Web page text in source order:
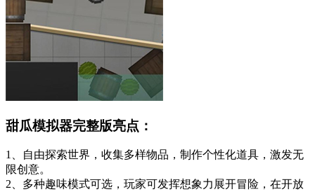
甜瓜模拟器完整版亮点：
1、自由探索世界，收集多样物品，制作个性化道具，激发无
限创意。
2、多种趣味模式可选，玩家可发挥想象力展开冒险，在开放